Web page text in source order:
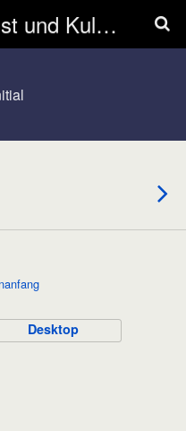
Förderkreis Kunst und Kultur Zwingenberg e.V.
Desktop